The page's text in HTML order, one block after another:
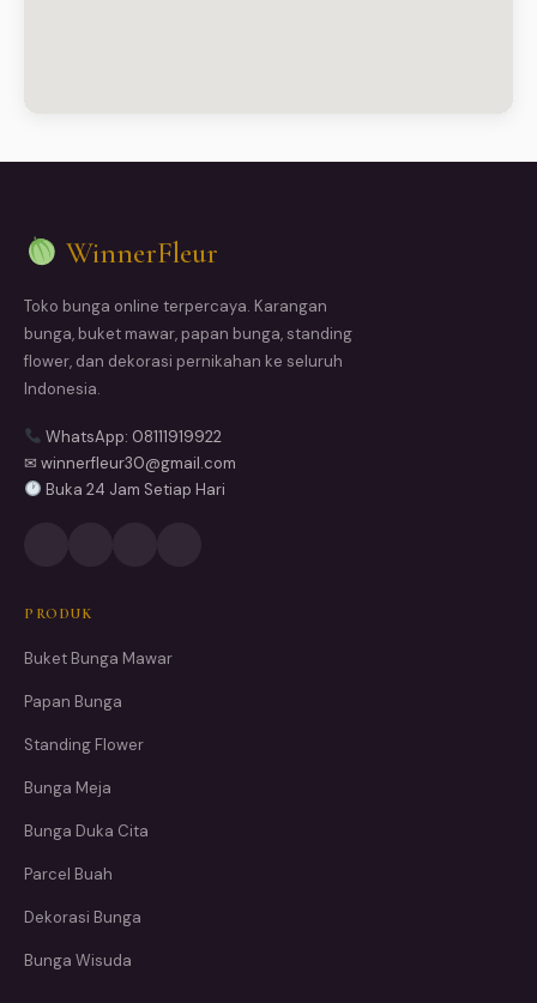
WinnerFleur
Toko bunga online terpercaya. Karangan
bunga, buket mawar, papan bunga, standing
flower, dan dekorasi pernikahan ke seluruh
Indonesia.
WhatsApp: 08111919922
✉ winnerfleur30@gmail.com
Buka 24 Jam Setiap Hari
PRODUK
Buket Bunga Mawar
Papan Bunga
Standing Flower
Bunga Meja
Bunga Duka Cita
Parcel Buah
Dekorasi Bunga
Bunga Wisuda